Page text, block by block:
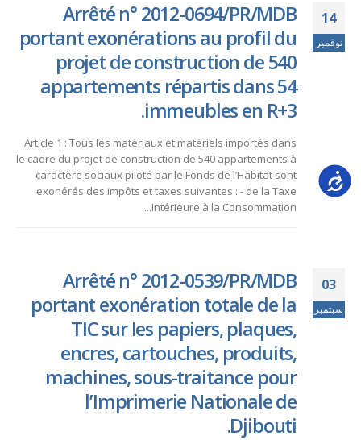
14
نوفمبر
Arrêté n° 2012-0694/PR/MDB
portant exonérations au profil du
projet de construction de 540
appartements répartis dans 54
immeubles en R+3.
Article 1 : Tous les matériaux et matériels importés dans
le cadre du projet de construction de 540 appartements à
caractère sociaux piloté par le Fonds de l’Habitat sont
exonérés des impôts et taxes suivantes : - de la Taxe
Intérieure à la Consommation...
03
سبتمبر
Arrêté n° 2012-0539/PR/MDB
portant exonération totale de la
TIC sur les papiers, plaques,
encres, cartouches, produits,
machines, sous-traitance pour
l’Imprimerie Nationale de
Djibouti.